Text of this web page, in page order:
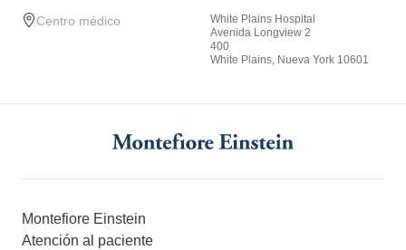
Centro médico
White Plains Hospital
Avenida Longview 2
400
White Plains, Nueva York 10601
Montefiore Einstein
Atención al paciente